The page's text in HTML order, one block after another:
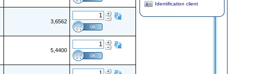
3,6562
5,4400
Identification client